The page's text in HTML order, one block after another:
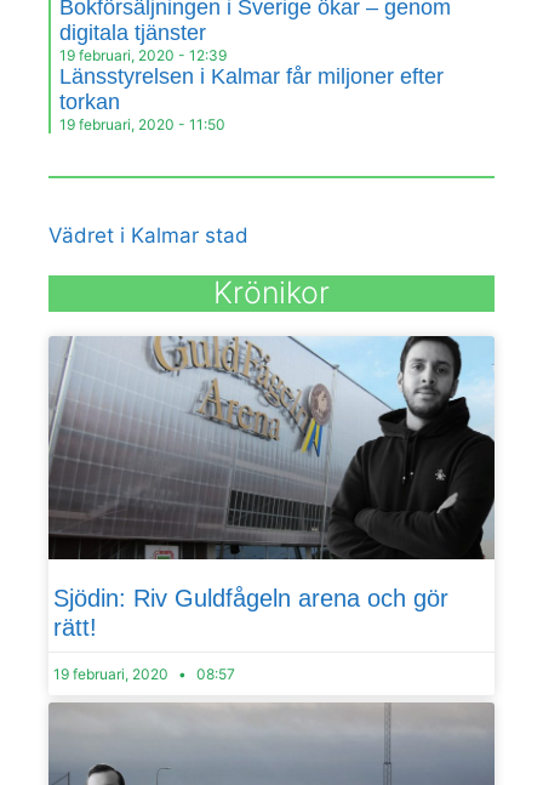
Bokförsäljningen i Sverige ökar – genom
digitala tjänster
19 februari, 2020 12:39
Länsstyrelsen i Kalmar får miljoner efter
torkan
19 februari, 2020 11:50
Vädret i Kalmar stad
Krönikor
Sjödin: Riv Guldfågeln arena och gör
rätt!
19 februari, 2020 08:57